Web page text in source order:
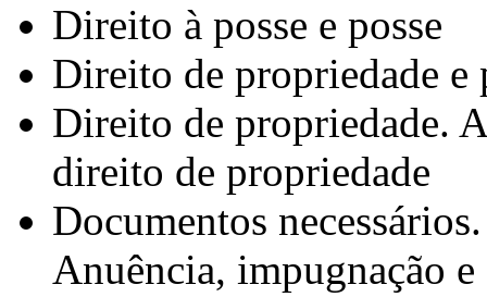
Direito à posse e posse
Direito de propriedade e
Direito de propriedade.
direito de propriedade
Documentos
Anuência, impugnação